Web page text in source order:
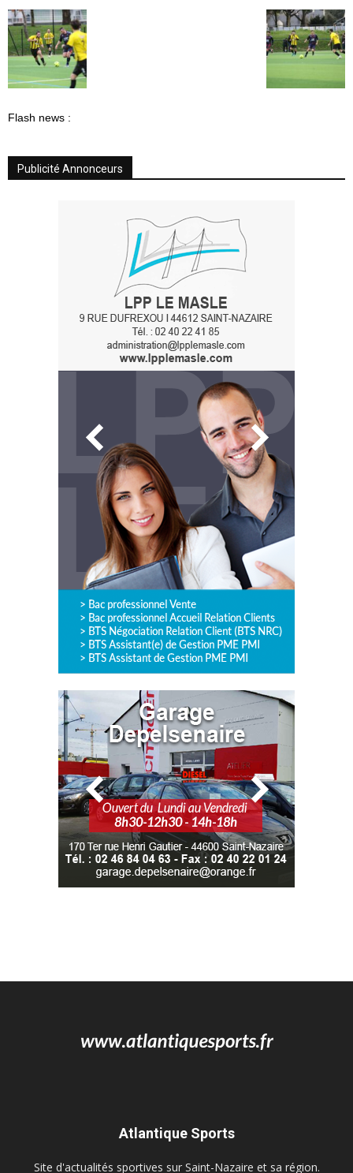
Flash news :
Publicité Annonceurs
Atlantique Sports
Site d'actualités sportives sur Saint-Nazaire et sa région.